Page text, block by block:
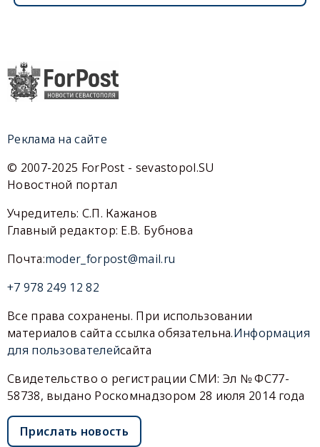
Реклама на сайте
© 2007-2025 ForPost - sevastopol.SU
Новостной портал
Учредитель: С.П. Кажанов
Главный редактор: Е.В. Бубнова
Почта:moder_forpost@mail.ru
+7 978 249 12 82
Все права сохранены. При использовании
материалов сайта ссылка обязательна.Информация
для пользователейсайта
Свидетельство о регистрации СМИ: Эл № ФС77-
58738, выдано Роскомнадзором 28 июля 2014 года
Прислать новость